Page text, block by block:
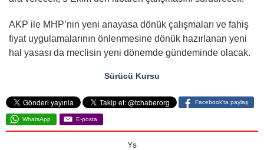
AKP ile MHP’nin yeni anayasa dönük çalışmaları ve fahiş
fiyat uygulamalarının önlenmesine dönük hazırlanan yeni
hal yasası da meclisin yeni dönemde gündeminde olacak.
Sürücü Kursu
Facebook'ta paylaş
WhatsApp E-posta
Ys